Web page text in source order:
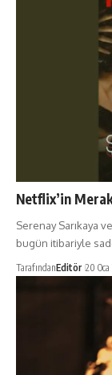
Netflix’in
Serenay Sarıkaya
bugün itibariyle
TarafındanEditör 20